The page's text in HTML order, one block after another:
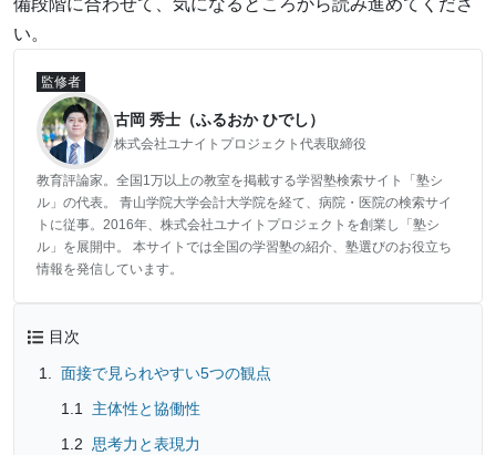
備段階に合わせて、気になるところから読み進めてくださ
い。
監修者
古岡 秀士（ふるおか ひでし）
株式会社ユナイトプロジェクト代表取締役
教育評論家。全国1万以上の教室を掲載する学習塾検索サイト「塾シ
ル」の代表。 青山学院大学会計大学院を経て、病院・医院の検索サイ
トに従事。2016年、株式会社ユナイトプロジェクトを創業し「塾シ
ル」を展開中。 本サイトでは全国の学習塾の紹介、塾選びのお役立ち
情報を発信しています。
目次
面接で見られやすい5つの観点
主体性と協働性
思考力と表現力